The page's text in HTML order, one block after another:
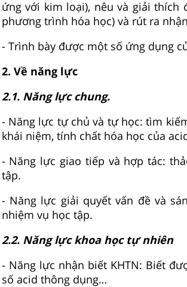
ứng với kim loại), nêu và giải
phương trình hóa học) và rút ra
- Trình bày được một số ứng dụng
2. Về năng lực
2.1. Năng lực chung.
- Năng lực tự chủ và tự học: tìm
khái niệm, tính chất hóa học của
- Năng lực giao tiếp và hợp tác:
tập.
- Năng lực giải quyết vấn đề và
nhiệm vụ học tập.
2.2. Năng lực khoa học tự nhiên
- Năng lực nhận biết KHTN: Biết
số acid thông dụng…